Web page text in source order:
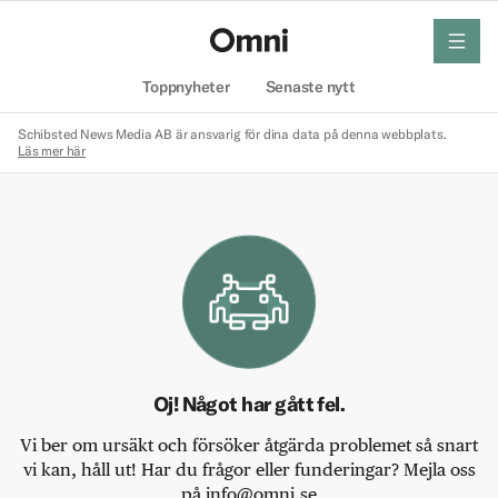
Toppnyheter Senaste nytt
meny
Schibsted News Media AB är ansvarig för dina data på denna webbplats.
Läs mer här
Oj! Något har gått fel.
Vi ber om ursäkt och försöker åtgärda problemet så snart
vi kan, håll ut! Har du frågor eller funderingar? Mejla oss